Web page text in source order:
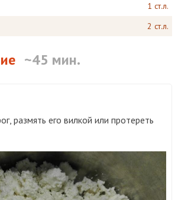
1 ст.л.
2 ст.л.
~45 мин.
размять его вилкой или протереть